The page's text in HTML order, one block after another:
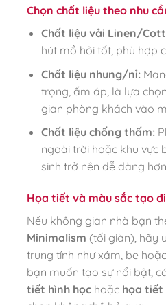
Chọn chất liệu theo nhu
Chất liệu vải Linen/
hút mồ hôi tốt, phù hợp
Chất liệu nhung/nỉ:
trọng, ấm áp, là lựa
gian phòng khách vào
Chất liệu chống thấm:
ngoài trời hoặc khu vực
sinh trở nên dễ dàng
Họa tiết và màu sắc tạo
Nếu không gian nhà bạn
Minimalism (tối giản), hãy
trung tính như xám, be
bạn muốn tạo sự nổi bật,
tiết hình học hoặc họa tiết